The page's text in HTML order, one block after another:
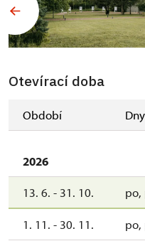
Otevírací doba
Období Dny
2026
13. 6. - 31. 10. po,
1. 11. - 30. 11. po,